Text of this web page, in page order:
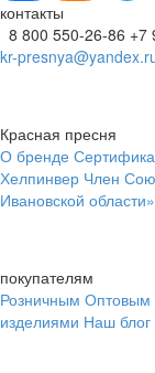
контакты
8 800 550-26-86 +7
kr-
Красная пресня
О бренде
Хелпинвер Член
Ивановской области»
покупателям
Розничным Оптовым
изделиями Наш блог